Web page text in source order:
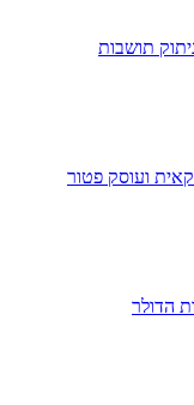
תושבות
ועוסק פטור
הדולר